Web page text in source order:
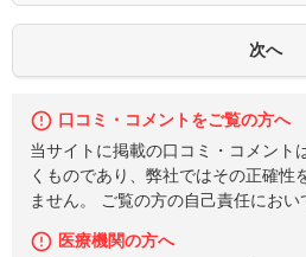
口コミ・コメントをご覧の方へ
当サイトに掲載の口コミ・コメント
くものであり、弊社ではその正確性
ません。 ご覧の方の自己責任におい
医療機関の方へ